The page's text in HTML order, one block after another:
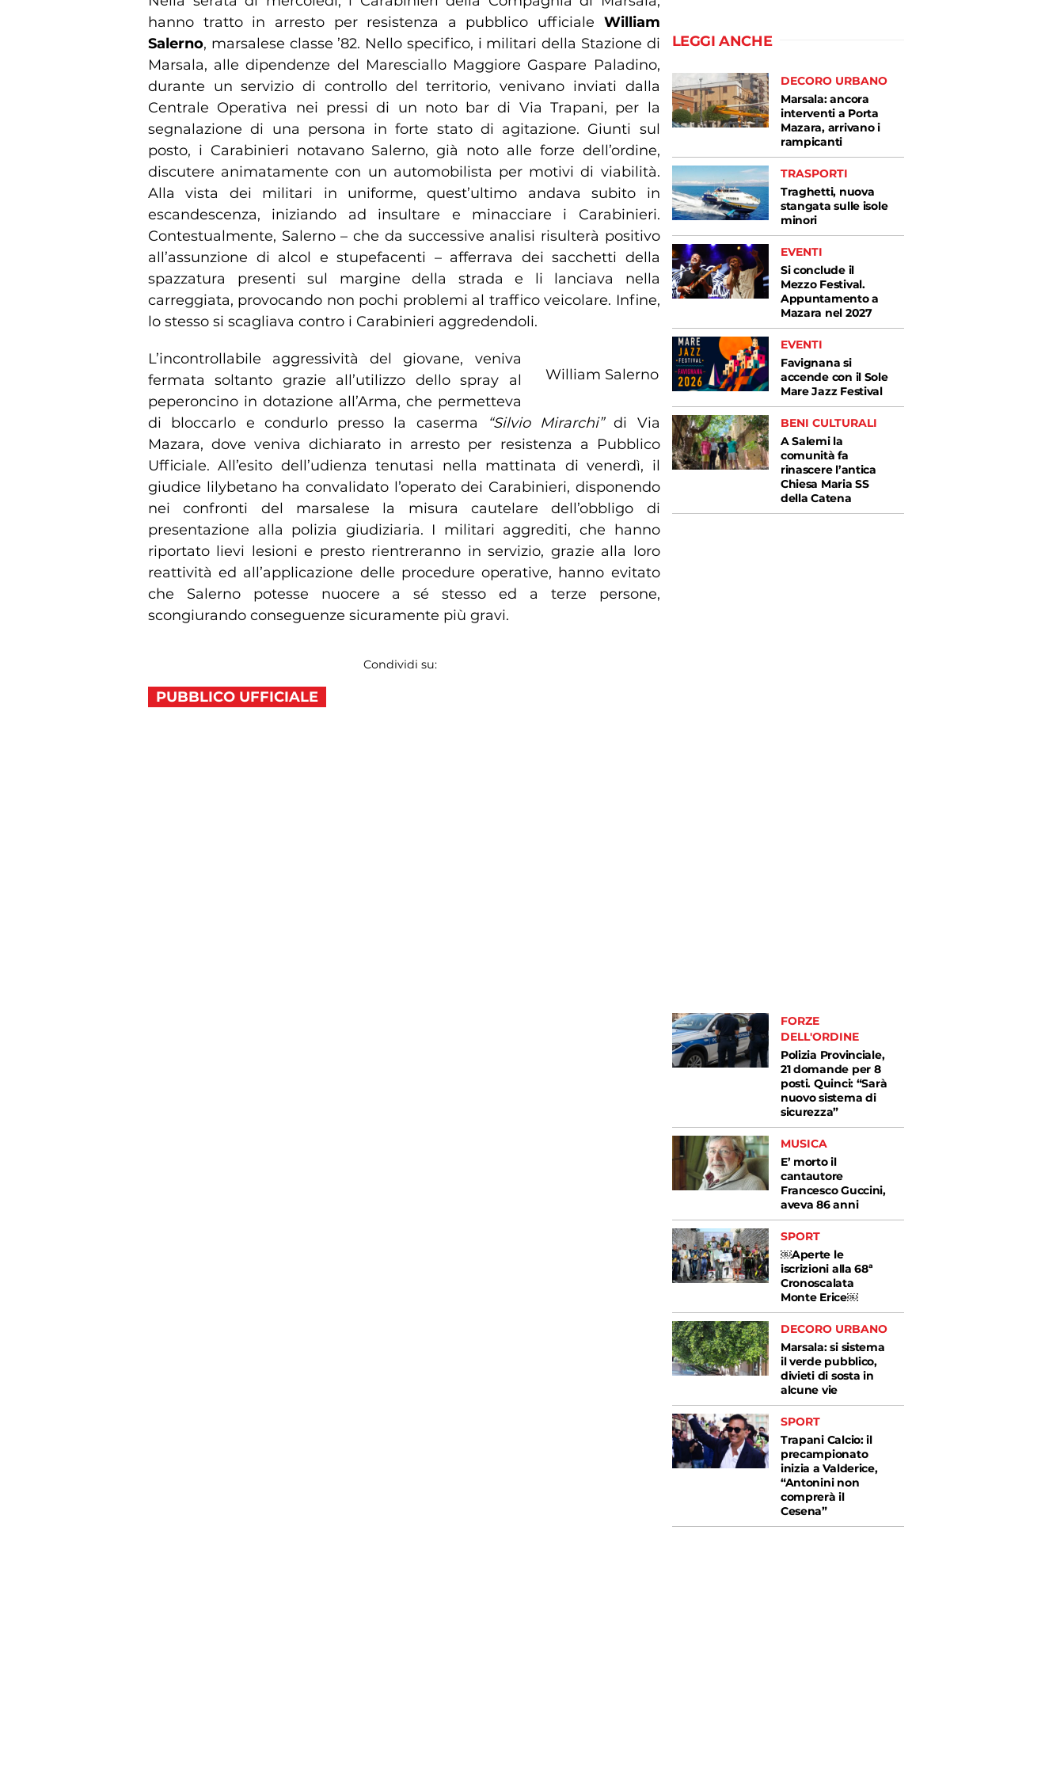
hanno tratto in arresto per resistenza a pubblico ufficiale William
Salerno, marsalese classe ’82. Nello specifico, i militari della Stazione di
Marsala, alle dipendenze del Maresciallo Maggiore Gaspare Paladino,
durante un servizio di controllo del territorio, venivano inviati dalla
Centrale Operativa nei pressi di un noto bar di Via Trapani, per la
segnalazione di una persona in forte stato di agitazione. Giunti sul
posto, i Carabinieri notavano Salerno, già noto alle forze dell’ordine,
discutere animatamente con un automobilista per motivi di viabilità.
Alla vista dei militari in uniforme, quest’ultimo andava subito in
escandescenza, iniziando ad insultare e minacciare i Carabinieri.
Contestualmente, Salerno – che da successive analisi risulterà positivo
all’assunzione di alcol e stupefacenti – afferrava dei sacchetti della
spazzatura presenti sul margine della strada e li lanciava nella
carreggiata, provocando non pochi problemi al traffico veicolare. Infine,
lo stesso si scagliava contro i Carabinieri aggredendoli.
William Salerno
L’incontrollabile aggressività del giovane, veniva
fermata soltanto grazie all’utilizzo dello spray al
peperoncino in dotazione all’Arma, che permetteva
di bloccarlo e condurlo presso la caserma
“Silvio Mirarchi”di Via
Mazara, dove veniva dichiarato in arresto per resistenza a Pubblico
Ufficiale. All’esito dell’udienza tenutasi nella mattinata di venerdì, il
giudice lilybetano ha convalidato l’operato dei Carabinieri, disponendo
nei confronti del marsalese la misura cautelare dell’obbligo di
presentazione alla polizia giudiziaria. I militari aggrediti, che hanno
riportato lievi lesioni e presto rientreranno in servizio, grazie alla loro
reattività ed all’applicazione delle procedure operative, hanno evitato
che Salerno potesse nuocere a sé stesso ed a terze persone,
scongiurando conseguenze sicuramente più gravi.
Condividi su:
PUBBLICO UFFICIALE
LEGGI ANCHE
DECORO URBANO
Marsala: ancora
interventi a Porta
Mazara, arrivano i
rampicanti
TRASPORTI
Traghetti, nuova
stangata sulle isole
minori
EVENTI
Si conclude il
Mezzo Festival.
Appuntamento a
Mazara nel 2027
EVENTI
Favignana si
accende con il Sole
Mare Jazz Festival
BENI CULTURALI
A Salemi la
comunità fa
rinascere l’antica
Chiesa Maria SS
della Catena
FORZE
DELL'ORDINE
Polizia Provinciale,
21 domande per 8
posti. Quinci: “Sarà
nuovo sistema di
sicurezza”
MUSICA
E’ morto il
cantautore
Francesco Guccini,
aveva 86 anni
SPORT
￼Aperte le
iscrizioni alla 68ª
Cronoscalata
Monte Erice￼
DECORO URBANO
Marsala: si sistema
il verde pubblico,
divieti di sosta in
alcune vie
SPORT
Trapani Calcio: il
precampionato
inizia a Valderice,
“Antonini non
comprerà il
Cesena”